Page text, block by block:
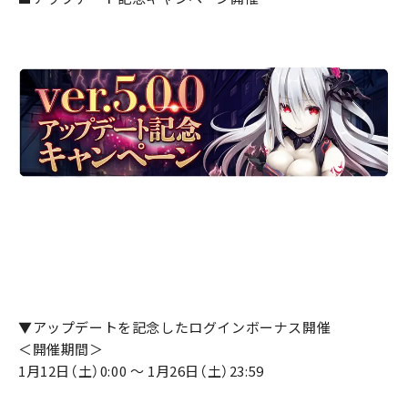
▼アップデートを記念したログインボーナス開催
＜開催期間＞
1月12日（土）0:00 ～ 1月26日（土）23:59